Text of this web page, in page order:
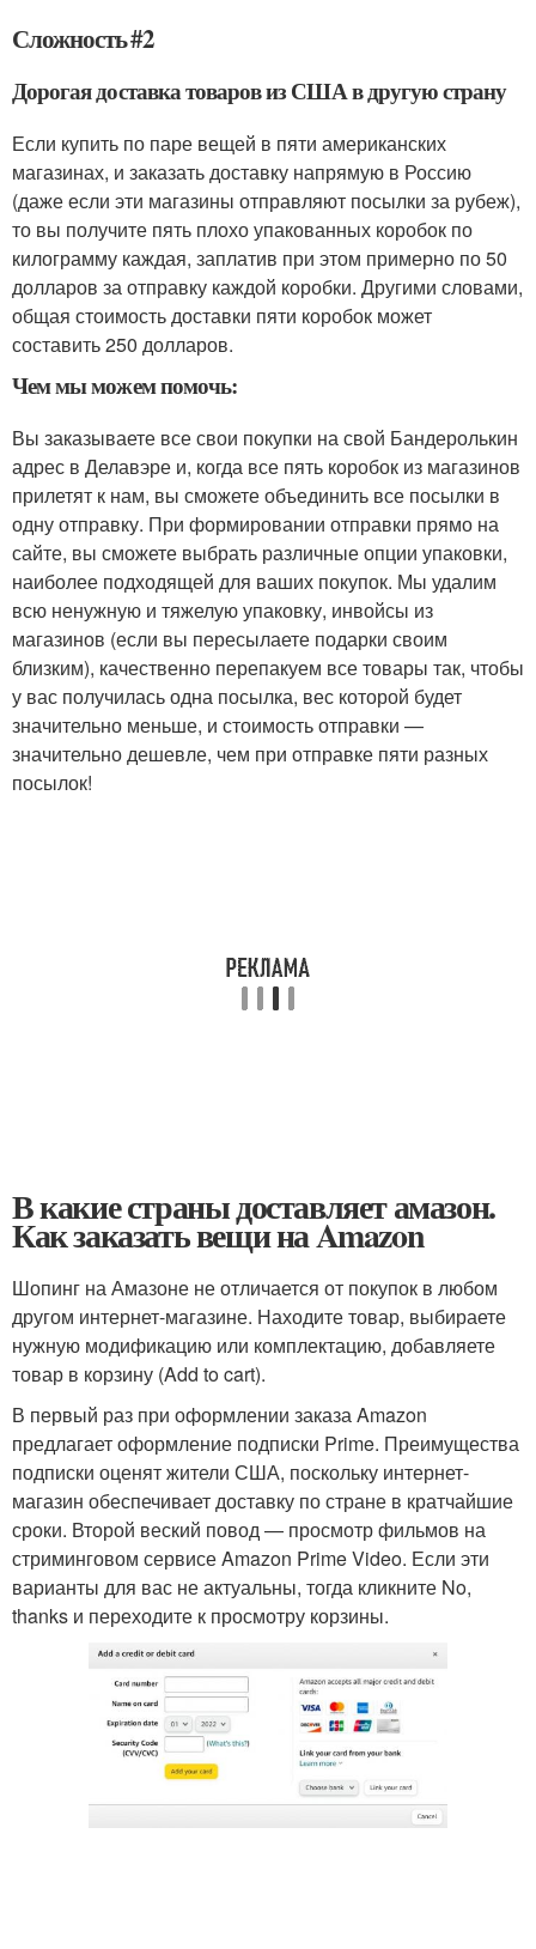
Сложность #2
Дорогая доставка товаров из США в другую страну
Если купить по паре вещей в пяти американских
магазинах, и заказать доставку напрямую в Россию
(даже если эти магазины отправляют посылки за рубеж),
то вы получите пять плохо упакованных коробок по
килограмму каждая, заплатив при этом примерно по 50
долларов за отправку каждой коробки. Другими словами,
общая стоимость доставки пяти коробок может
составить 250 долларов.
Чем мы можем помочь:
Вы заказываете все свои покупки на свой Бандеролькин
адрес в Делавэре и, когда все пять коробок из магазинов
прилетят к нам, вы сможете объединить все посылки в
одну отправку. При формировании отправки прямо на
сайте, вы сможете выбрать различные опции упаковки,
наиболее подходящей для ваших покупок. Мы удалим
всю ненужную и тяжелую упаковку, инвойсы из
магазинов (если вы пересылаете подарки своим
близким), качественно перепакуем все товары так, чтобы
у вас получилась одна посылка, вес которой будет
значительно меньше, и стоимость отправки —
значительно дешевле, чем при отправке пяти разных
посылок!
В какие страны доставляет амазон.
Как заказать вещи на Amazon
Шопинг на Амазоне не отличается от покупок в любом
другом интернет-магазине. Находите товар, выбираете
нужную модификацию или комплектацию, добавляете
товар в корзину (Add to cart).
В первый раз при оформлении заказа Amazon
предлагает оформление подписки Prime. Преимущества
подписки оценят жители США, поскольку интернет-
магазин обеспечивает доставку по стране в кратчайшие
сроки. Второй веский повод — просмотр фильмов на
стриминговом сервисе Amazon Prime Video. Если эти
варианты для вас не актуальны, тогда кликните No,
thanks и переходите к просмотру корзины.